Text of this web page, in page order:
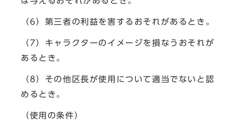
（6）第三者の利益を害するおそれがあるとき。
（7）キャラクターのイメージを損なうおそれが
あるとき。
（8）その他区長が使用について適当でないと認
めるとき。
（使用の条件）